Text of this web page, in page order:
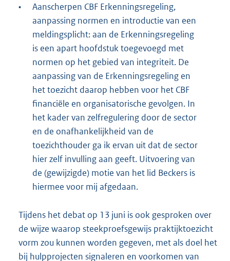
•
Aanscherpen CBF Erkenningsregeling,
aanpassing normen en introductie van een
meldingsplicht: aan de Erkenningsregeling
is een apart hoofdstuk toegevoegd met
normen op het gebied van integriteit. De
aanpassing van de Erkenningsregeling en
het toezicht daarop hebben voor het CBF
financiële en organisatorische gevolgen. In
het kader van zelfregulering door de sector
en de onafhankelijkheid van de
toezichthouder ga ik ervan uit dat de sector
hier zelf invulling aan geeft. Uitvoering van
de (gewijzigde) motie van het lid Beckers is
hiermee voor mij afgedaan.
Tijdens het debat op 13 juni is ook gesproken over
de wijze waarop steekproefsgewijs praktijktoezicht
vorm zou kunnen worden gegeven, met als doel het
bij hulpprojecten signaleren en voorkomen van